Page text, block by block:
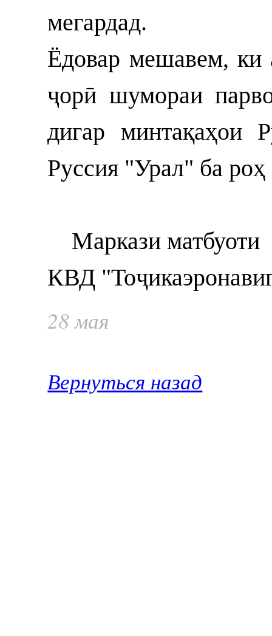
мегардад.
Ёдовар мешавем, ки
ҷорӣ шумораи
дигар минтақаҳои
Руссия "Урал" ба
Маркази матбуоти
КВД
28 мая
Вернуться назад